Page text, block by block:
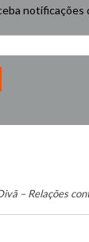
notificações
– Relações